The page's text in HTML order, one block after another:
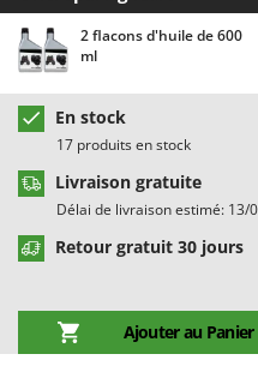
Compresseurs pour
Coupe-bordures -
Coupe-branches
Couveuses à œufs
Cultivateurs Tiller à
D
Débroussailleuses
Découpeurs plasma
Déplaqueuses de gazon
Bernardi
Bertolini Pumps
Besser Vacuum
Bestway
Beta tools
Bissell
Black & Decker
Blue Bird
Bomet
2 flacons d'huile de 600
ml
En stock
17 produits en stock
Livraison gratuite
Délai de livraison estimé: 13/
Retour gratuit 30 jours
Ajouter au Panier